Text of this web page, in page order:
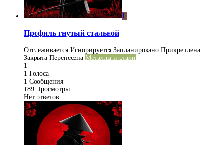
L
Профиль гнутый стальной
Отслеживается Игнорируется Запланировано Прикреплена
Закрыта Перенесена Металлы и стали
1
1 Голоса
1 Сообщения
189 Просмотры
Нет ответов